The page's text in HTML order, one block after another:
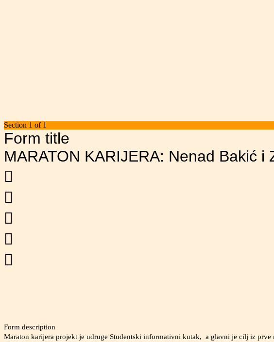
Section 1 of 1
Form title
MARATON KARIJERA: Nenad Bakić





Form description
Maraton karijera projekt je udruge Studentski informativni kutak, a glavni je cilj iz